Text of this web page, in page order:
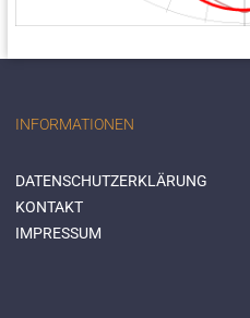
INFORMATIONEN
DATENSCHUTZERKLÄRUNG
KONTAKT
IMPRESSUM